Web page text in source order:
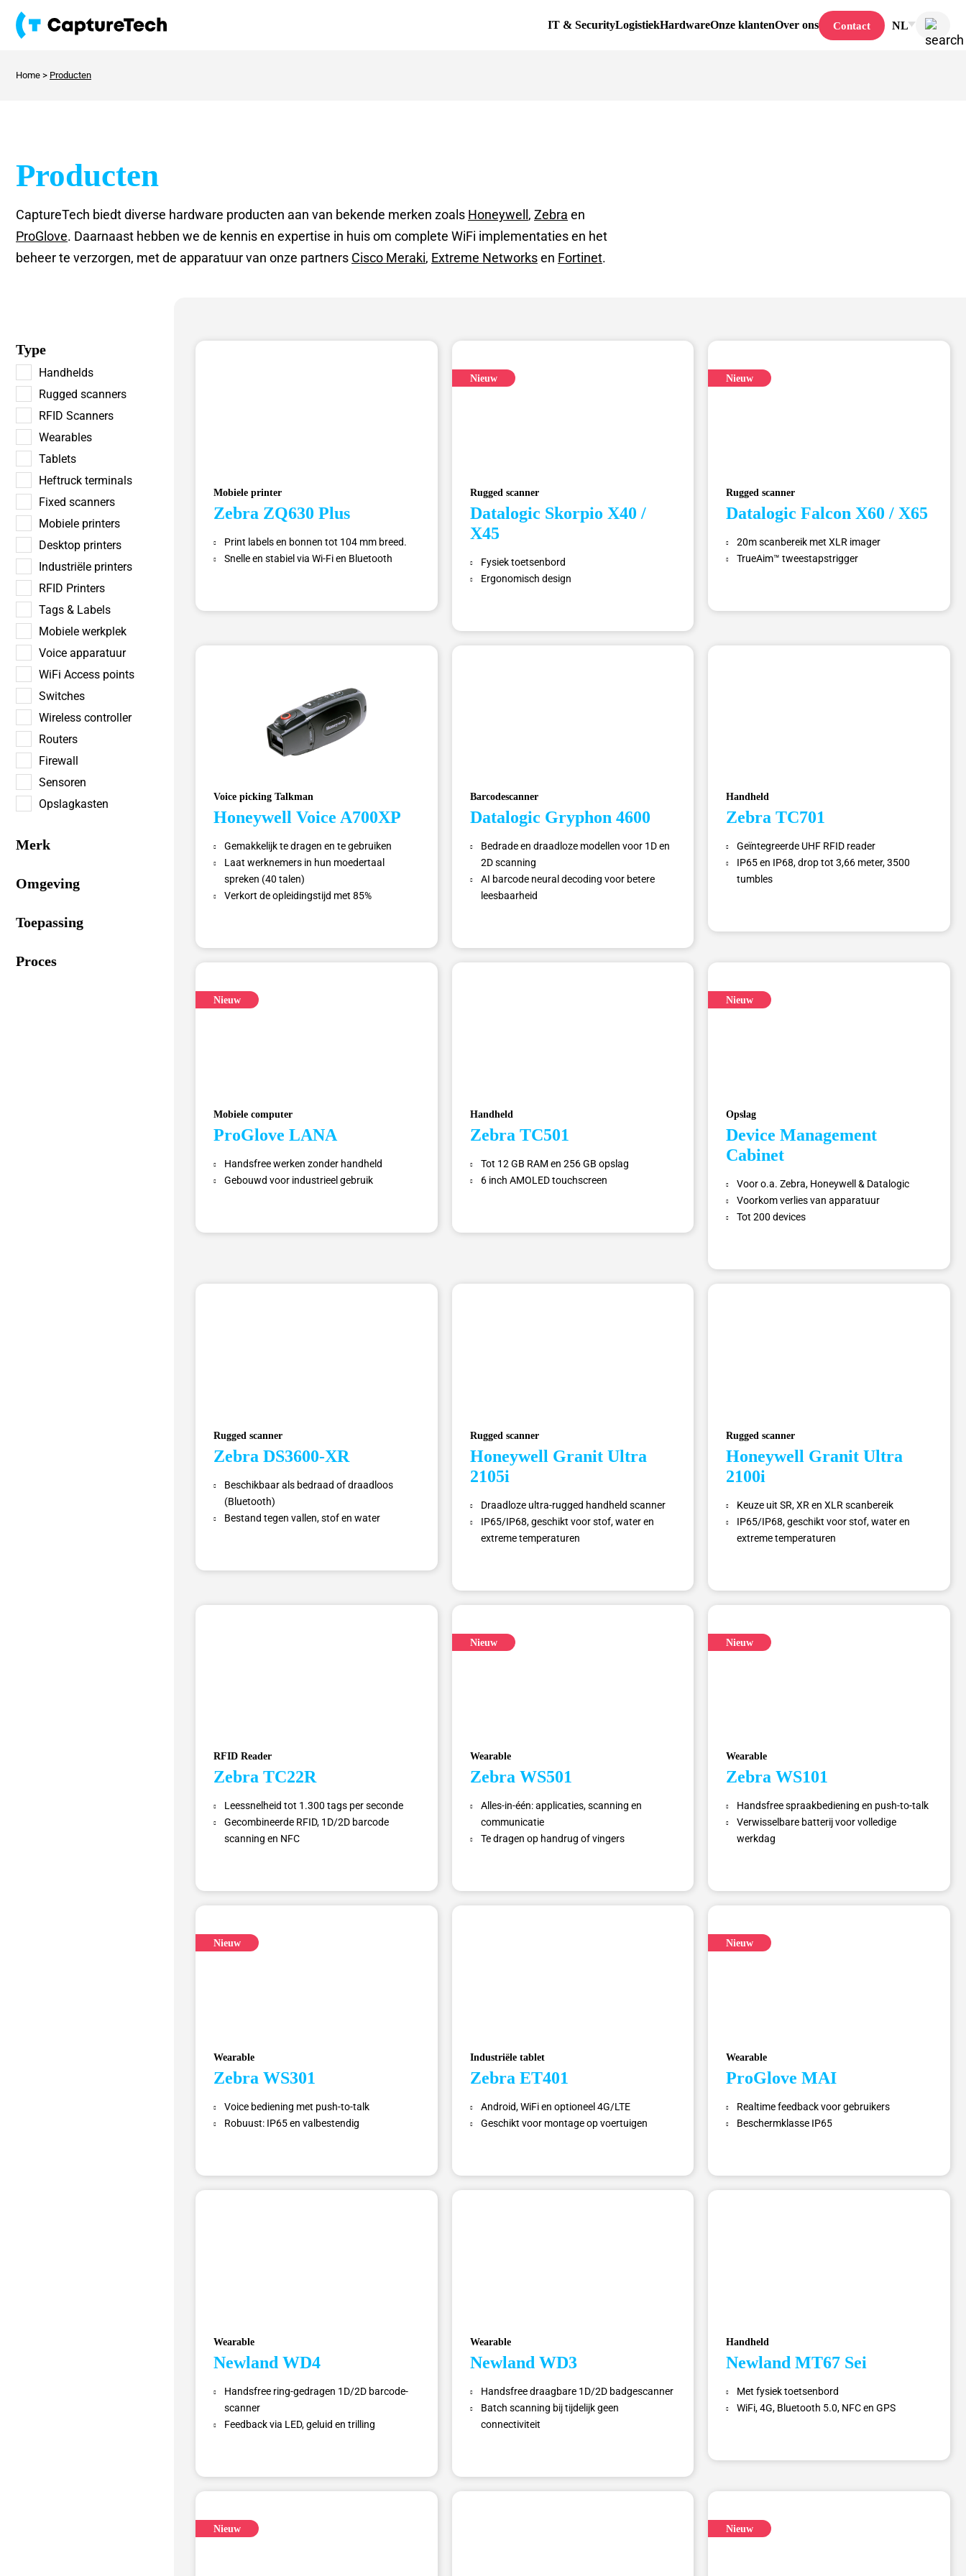
IT & SecurityLogistiekHardwareOnze klantenOver ons Contact NL
Home > Producten
Producten
CaptureTech biedt diverse hardware producten aan van bekende merken zoals Honeywell , Zebra en
ProGlove. Daarnaast hebben we de kennis en expertise in huis om complete WiFi implementaties en het
beheer te verzorgen, met de apparatuur van onze partners Cisco Meraki, Extreme Networksen Fortinet.
Type
Handhelds
Rugged scanners
RFID Scanners
Wearables
Tablets
Heftruck terminals
Fixed scanners
Mobiele printers
Desktop printers
Industriële printers
RFID Printers
Tags & Labels
Mobiele werkplek
Voice apparatuur
WiFi Access points
Switches
Wireless controller
Routers
Firewall
Sensoren
Opslagkasten
Merk
Omgeving
Toepassing
Proces
Mobiele printer
Zebra ZQ630 Plus
Print labels en bonnen tot 104 mm breed.
Snelle en stabiel via Wi-Fi en Bluetooth
Nieuw
Rugged scanner
Datalogic Skorpio X40 /
X45
Fysiek toetsenbord
Ergonomisch design
Nieuw
Rugged scanner
Datalogic Falcon X60 / X65
20m scanbereik met XLR imager
TrueAim™ tweestaps­trigger
Voice picking Talkman
Honeywell Voice A700XP
Gemakkelijk te dragen en te gebruiken
Laat werknemers in hun moedertaal
spreken (40 talen)
Verkort de opleidingstijd met 85%
Barcodescanner
Datalogic Gryphon 4600
Bedrade en draadloze modellen voor 1D en
2D scanning
AI barcode neural decoding voor betere
leesbaarheid
Handheld
Zebra TC701
Geïntegreerde UHF RFID reader
IP65 en IP68, drop tot 3,66 meter, 3500
tumbles
Nieuw
Mobiele computer
ProGlove LANA
Handsfree werken zonder handheld
Gebouwd voor industrieel gebruik
Handheld
Zebra TC501
Tot 12 GB RAM en 256 GB opslag
6 inch AMOLED touchscreen
Nieuw
Opslag
Device Management
Cabinet
Voor o.a. Zebra, Honeywell & Datalogic
Voorkom verlies van apparatuur
Tot 200 devices
Rugged scanner
Zebra DS3600-XR
Beschikbaar als bedraad of draadloos
(Bluetooth)
Bestand tegen vallen, stof en water
Rugged scanner
Honeywell Granit Ultra
2105i
Draadloze ultra-rugged handheld scanner
IP65/IP68, geschikt voor stof, water en
extreme temperaturen
Rugged scanner
Honeywell Granit Ultra
2100i
Keuze uit SR, XR en XLR scanbereik
IP65/IP68, geschikt voor stof, water en
extreme temperaturen
RFID Reader
Zebra TC22R
Leessnelheid tot 1.300 tags per seconde
Gecombineerde RFID, 1D/2D barcode
scanning en NFC
Nieuw
Wearable
Zebra WS501
Alles-in-één: applicaties, scanning en
communicatie
Te dragen op handrug of vingers
Nieuw
Wearable
Zebra WS101
Handsfree spraakbediening en push-to-talk
Verwisselbare batterij voor volledige
werkdag
Nieuw
Wearable
Zebra WS301
Voice bediening met push-to-talk
Robuust: IP65 en valbestendig
Industriële tablet
Zebra ET401
Android, WiFi en optioneel 4G/LTE
Geschikt voor montage op voertuigen
Nieuw
Wearable
ProGlove MAI
Realtime feedback voor gebruikers
Beschermklasse IP65
Wearable
Newland WD4
Handsfree ring-gedragen 1D/2D barcode­
scanner
Feedback via LED, geluid en trilling
Wearable
Newland WD3
Handsfree draagbare 1D/2D badgescanner
Batch scanning bij tijdelijk geen
connectiviteit
Handheld
Newland MT67 Sei
Met fysiek toetsenbord
WiFi, 4G, Bluetooth 5.0, NFC en GPS
Nieuw Nieuw